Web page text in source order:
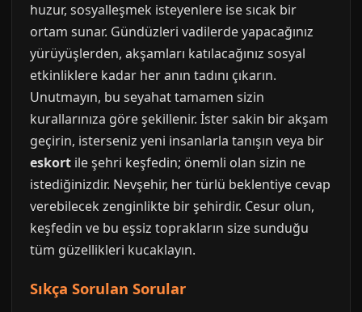
huzur, sosyalleşmek isteyenlere ise sıcak bir
ortam sunar. Gündüzleri vadilerde yapacağınız
yürüyüşlerden, akşamları katılacağınız sosyal
etkinliklere kadar her anın tadını çıkarın.
Unutmayın, bu seyahat tamamen sizin
kurallarınıza göre şekillenir. İster sakin bir akşam
geçirin, isterseniz yeni insanlarla tanışın veya bir
eskort ile şehri keşfedin; önemli olan sizin ne
istediğinizdir. Nevşehir, her türlü beklentiye cevap
verebilecek zenginlikte bir şehirdir. Cesur olun,
keşfedin ve bu eşsiz toprakların size sunduğu
tüm güzellikleri kucaklayın.
Sıkça Sorulan Sorular